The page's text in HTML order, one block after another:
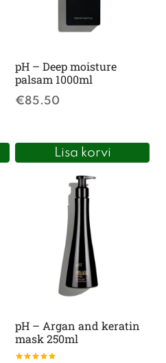
pH – Deep moisture
palsam 1000ml
€85.50
Lisa korvi
pH – Argan and keratin
mask 250ml